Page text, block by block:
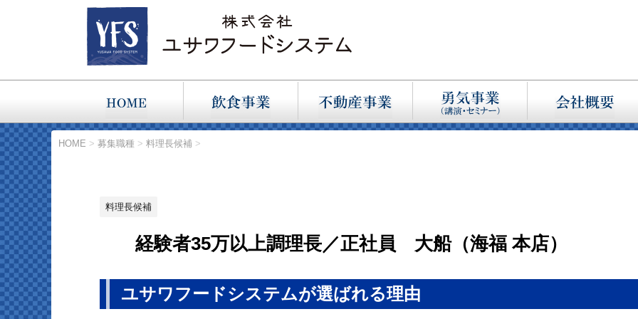
HOME > 募集職種 > 料理長候補 >
料理長候補
経験者35万以上調理長／正社員 大船（海福 本店）
ユサワフードシステムが選ばれる理由